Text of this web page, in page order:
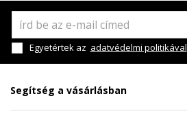
Egyetértek az adatvédelmi politikával
Segítség a vásárlásban